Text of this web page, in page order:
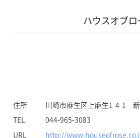
ハウスオブ
住所
川崎市麻生区上麻生1-4-1
TEL
044-965-3083
URL
http://